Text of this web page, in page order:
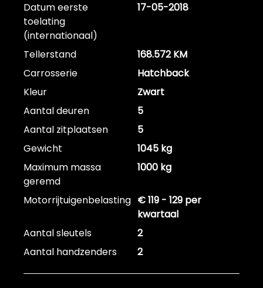
Datum eerste
toelating
(internationaal)
17-05-2018
Tellerstand
168.572 KM
Carrosserie
Hatchback
Kleur
Zwart
Aantal deuren
5
Aantal zitplaatsen
5
Gewicht
1045 kg
Maximum massa
geremd
1000 kg
Motorrijtuigenbelasting € 119 - 129 per
kwartaal
Aantal sleutels
2
Aantal handzenders
2